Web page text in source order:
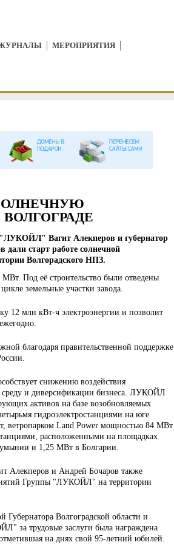
МЕРОПРИЯТИЯ
Вагит Алекперов и губернатор
дали старт работе солнечной
Волгорадского НПЗ.
Под её строительство были отведены
земельные участки завода.
12 млн кВт-ч электроэнергии и позволит
благодаря правительственной поддержке
снижению воздействия
и диверсификации бизнеса. ЛУКОЙЛ
активов на базе возобновляемых
гидроэлектростанциями на юге
ветропарком Land Power мощностью 84 МВт
расположенными на площадках
и 1,25 МВт в Болгарии.
Алекперов и Андрей Бочаров также
Группы "ЛУКОЙЛ" на территории
Губернатора Волгоградской области и
за трудовые заслуги была награждена
на днях свой 95-летний юбилей.